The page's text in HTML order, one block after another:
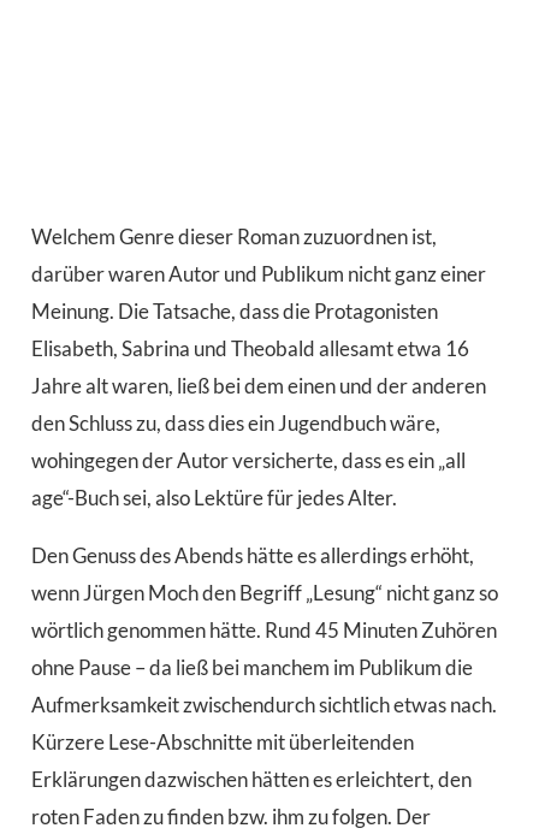
Welchem Genre dieser Roman zuzuordnen ist,
darüber waren Autor und Publikum nicht ganz einer
Meinung. Die Tatsache, dass die Protagonisten
Elisabeth, Sabrina und Theobald allesamt etwa 16
Jahre alt waren, ließ bei dem einen und der anderen
den Schluss zu, dass dies ein Jugendbuch wäre,
wohingegen der Autor versicherte, dass es ein „all
age“-Buch sei, also Lektüre für jedes Alter.
Den Genuss des Abends hätte es allerdings erhöht,
wenn Jürgen Moch den Begriff „Lesung“ nicht ganz so
wörtlich genommen hätte. Rund 45 Minuten Zuhören
ohne Pause – da ließ bei manchem im Publikum die
Aufmerksamkeit zwischendurch sichtlich etwas nach.
Kürzere Lese-Abschnitte mit überleitenden
Erklärungen dazwischen hätten es erleichtert, den
roten Faden zu finden bzw. ihm zu folgen. Der